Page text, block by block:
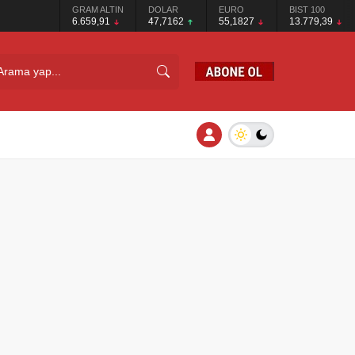
GRAM ALTIN
6.659,91
DOLAR
47,7162
EURO
55,1827
BIST 100
13.779,39